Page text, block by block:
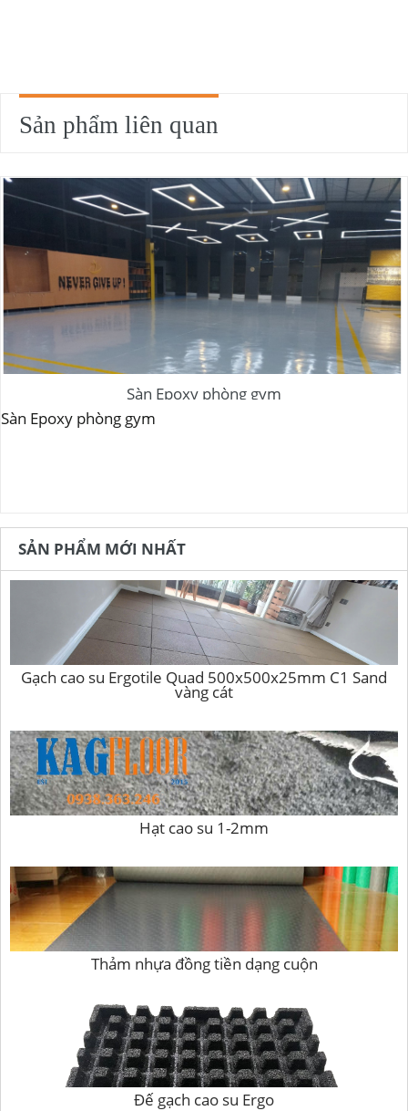
Sản phẩm liên quan
Sàn Epoxy phòng gym
Sàn Epoxy phòng gym
SẢN PHẨM MỚI NHẤT
Gạch cao su Ergotile Quad 500x500x25mm C1 Sand
vàng cát
Hạt cao su 1-2mm
Thảm nhựa đồng tiền dạng cuộn
Đế gạch cao su Ergo